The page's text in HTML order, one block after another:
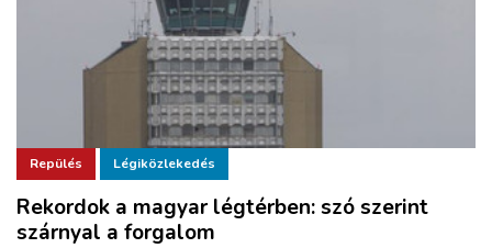
Repülés Légiközlekedés
Rekordok a magyar légtérben: szó szerint
szárnyal a forgalom